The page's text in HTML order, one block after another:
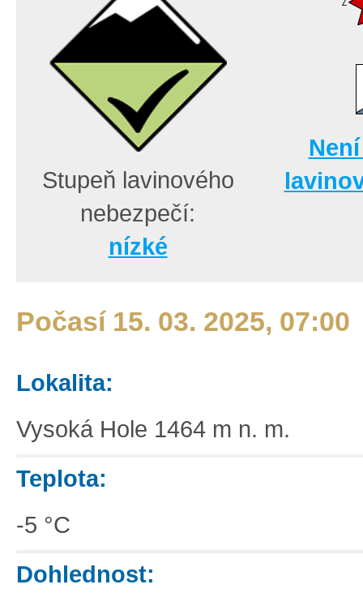
Stupeň lavinového
nebezpečí:
nízké
Počasí 15. 03. 2025, 07:00
Lokalita:
Vysoká Hole 1464 m n. m.
Teplota:
-5 °C
Dohlednost: